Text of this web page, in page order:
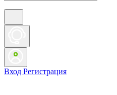
Вход Регистрация